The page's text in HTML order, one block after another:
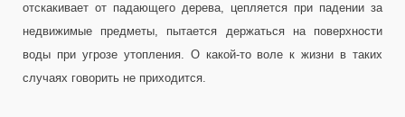
отскакивает от падающего дерева, цепляется при падении за
недвижимые предметы, пытается держаться на поверхности
воды при угрозе утопления. О какой-то воле к жизни в таких
случаях говорить не приходится.